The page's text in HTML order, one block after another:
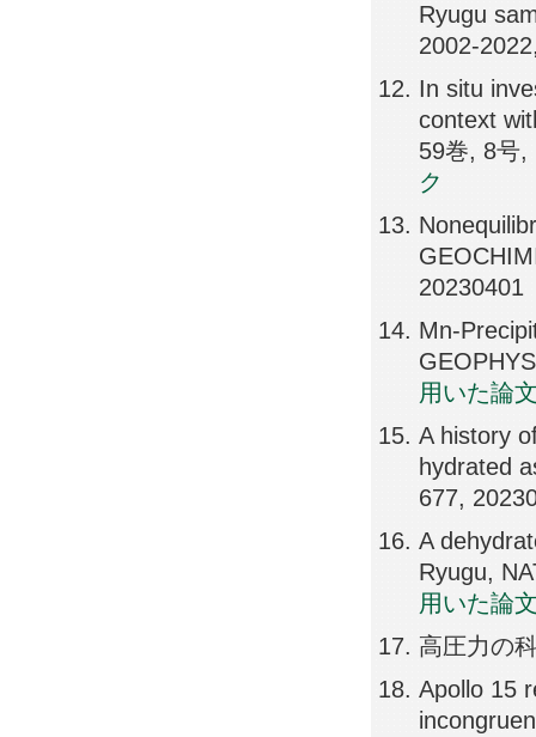
Ryugu
2002-
In situ
context
59巻, 8号,
ク
20230401
Mn-
用いた論
A history
hydrated
677,
A
Ryugu,
用いた論
高圧力の
Apollo 15